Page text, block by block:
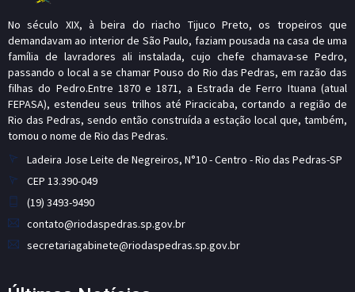
No século XIX, à beira do riacho Tijuco Preto, os tropeiros que
demandavam ao interior de São Paulo, faziam pousada na casa de uma
família de lavradores ali instalada, cujo chefe chamava-se Pedro,
passando o local a se chamar Pouso do Rio das Pedras, em razão das
filhas do Pedro.Entre 1870 e 1871, a Estrada de Ferro Ituana (atual
FEPASA), estendeu seus trilhos até Piracicaba, cortando a região de
Rio das Pedras, sendo então construída a estação local que, também,
tomou o nome de Rio das Pedras.
Ladeira Jose Leite de Negreiros, N°10 - Centro - Rio das Pedras-SP
CEP 13.390-049
(19) 3493-9490
contato@riodaspedras.sp.gov.br
secretariagabinete@riodaspedras.sp.gov.br